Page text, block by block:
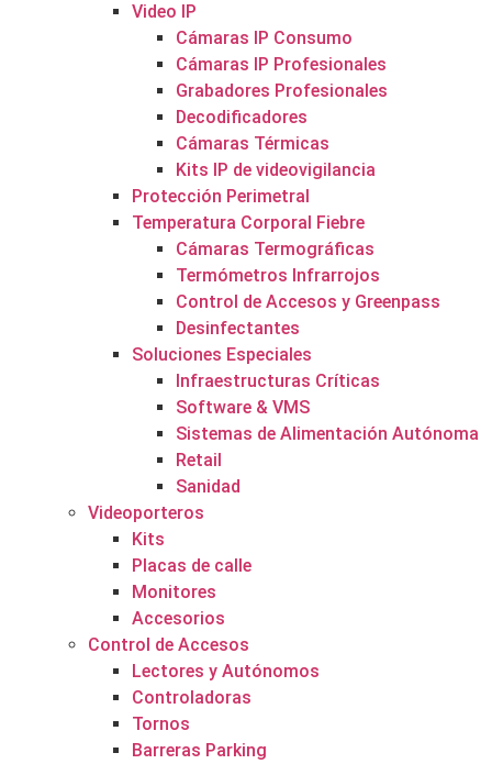
Video IP
Cámaras IP Consumo
Cámaras IP Profesionales
Grabadores Profesionales
Decodificadores
Cámaras Térmicas
Kits IP de videovigilancia
Protección Perimetral
Temperatura Corporal Fiebre
Cámaras Termográficas
Termómetros Infrarrojos
Control de Accesos y Greenpass
Desinfectantes
Soluciones Especiales
Infraestructuras Críticas
Software & VMS
Sistemas de Alimentación Autónoma
Retail
Sanidad
Videoporteros
Kits
Placas de calle
Monitores
Accesorios
Control de Accesos
Lectores y Autónomos
Controladoras
Tornos
Barreras Parking